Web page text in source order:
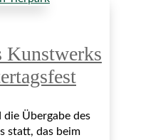
Kunstwerks
die Übergabe des
statt, das beim